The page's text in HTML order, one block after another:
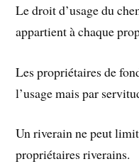
Le droit d’usage du
appartient à chaque
Les propriétaires de
l’usage mais par
Un riverain ne peut
propriétaires riverains.